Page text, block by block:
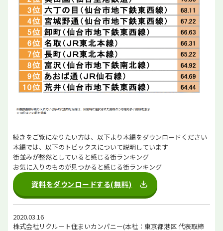
続きをご覧になりたい方は、以下より本編をダウンロードください
本編では、以下のトピックスについて説明しています
街並みが整然としていると感じる街ランキング
お気に入りのものが見つかると感じる街ランキング
資料をダウンロードする(無料)
2020.03.16
株式会社リクルート住まいカンパニー(本社：東京都港区 代表取締